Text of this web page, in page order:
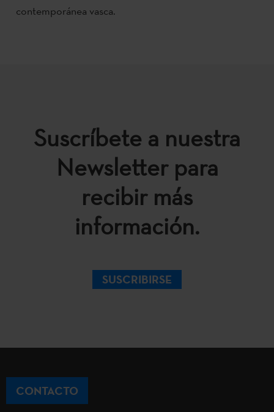
contemporánea vasca.
Suscríbete a nuestra
Newsletter para
recibir más
información.
SUSCRIBIRSE
CONTACTO